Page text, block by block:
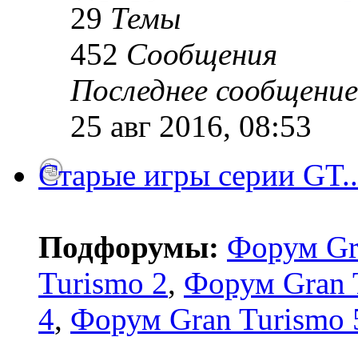
29 Темы
452 Сообщения
Последнее сообщение
25 авг 2016, 08:53
Старые игры серии
Подфорумы: Форум
Turismo 2, Форум Gran
4, Форум Gran Turismo